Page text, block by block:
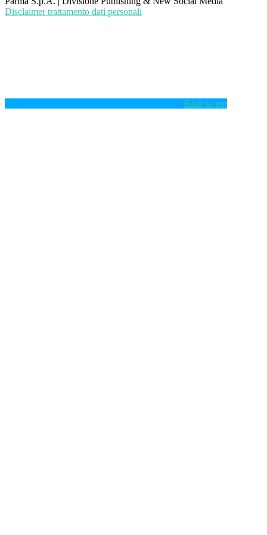
Disclaimer trattamento dati personali
Back to top